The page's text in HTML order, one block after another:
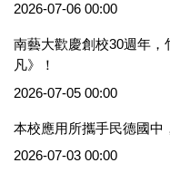
2026-07-06 00:00
南藝大歡慶創校30週年
凡》！
2026-07-05 00:00
本校應用所攜手民德國中
2026-07-03 00:00